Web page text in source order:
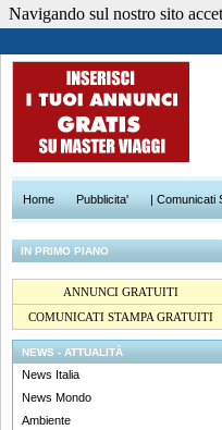
Home Pubblicita' | Comunicati
IN PRIMO PIANO
ANNUNCI GRATUITI
COMUNICATI STAMPA GRATUITI
NEWS - ATTUALITÀ
News Italia
News Mondo
Ambiente
Navigando sul nostro sito